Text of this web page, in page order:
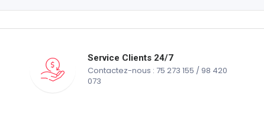
Service Clients 24/7
Contactez-nous : 75 273 155 / 98 420
073